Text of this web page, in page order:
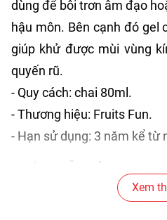
dùng để bôi trơn âm đạo
hậu môn. Bên cạnh đó gel
giúp khử được mùi vùng
quyến rũ.
- Quy cách: chai 80ml.
- Thương hiệu: Fruits Fun.
- Hạn sử dụng: 3 năm kể từ
- Rửa tay thật sạch trước
Xem